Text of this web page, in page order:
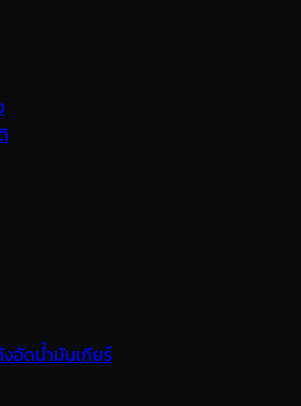
อัดน้ำมันเกียร์